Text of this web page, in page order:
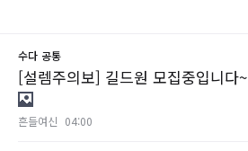
수다 공통
[설렘주의보] 길드원 모집중입니다~
흔들여신 04:00